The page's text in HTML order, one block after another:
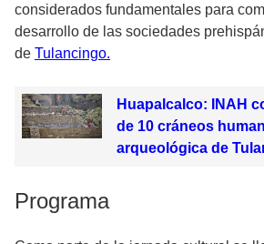
considerados fundamentales para
desarrollo de las sociedades
de Tulancingo.
Huapalcalco: INAH
de 10 cráneos
arqueológica de
Programa